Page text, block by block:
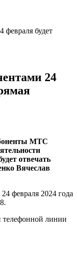
февраля будет
24
МТС
отвечать
Вячеслав
24 февраля 2024 года
телефонной линии